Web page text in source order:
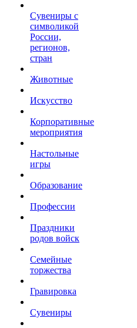
Сувениры с
символикой
России,
регионов,
стран
Животные
Искусство
Корпоративные
мероприятия
Настольные
игры
Образование
Профессии
Праздники
родов войск
Семейные
торжества
Гравировка
Сувениры